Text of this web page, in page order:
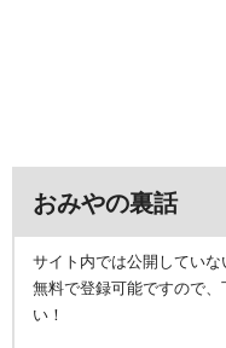
おみやの裏話
サイト内では公開していな
無料で登録可能ですので
い！